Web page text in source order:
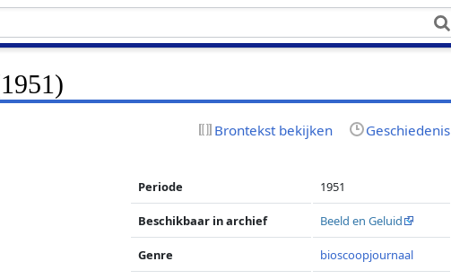
Brontekst bekijken Geschiedenis
Periode 1951
Beschikbaar in archief Beeld en Geluid
Genre bioscoopjournaal